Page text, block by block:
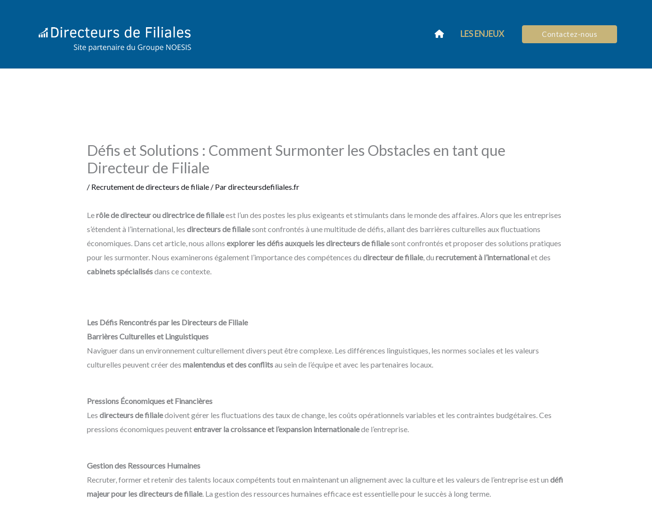
LES ENJEUX Contactez-nous
Défis et Solutions : Comment Surmonter les Obstacles en tant que
Directeur de Filiale
/ Recrutement de directeurs de filiale/ Pardirecteursdefiliales.fr
Lerôle de directeur ou directrice de filialeest l’un des postes les plus exigeants et stimulants dans le monde des affaires. Alors que les entreprises
s’étendent à l’international, les directeurs de filialesont confrontés à une multitude de défis, allant des barrières culturelles aux fluctuations
économiques. Dans cet article, nous allons explorer les défis auxquels les directeurs de filialesont confrontés et proposer des solutions pratiques
pour les surmonter. Nous examinerons également l’importance des compétences du directeur de filiale, du recrutement à l’internationalet des
cabinets spécialisésdans ce contexte.
Les Défis Rencontrés par les Directeurs de Filiale
Barrières Culturelles et Linguistiques
Naviguer dans un environnement culturellement divers peut être complexe. Les différences linguistiques, les normes sociales et les valeurs
culturelles peuvent créer des malentendus et des conflitsau sein de l’équipe et avec les partenaires locaux.
Pressions Économiques et Financières
Les directeurs de filialedoivent gérer les fluctuations des taux de change, les coûts opérationnels variables et les contraintes budgétaires. Ces
pressions économiques peuvententraver la croissance et l’expansion internationalede l’entreprise.
Gestion des Ressources Humaines
Recruter, former et retenir des talents locaux compétents tout en maintenant un alignement avec la culture et les valeurs de l’entreprise est un défi
majeur pour les directeurs de filiale. La gestion des ressources humaines efficace est essentielle pour le succès à long terme.